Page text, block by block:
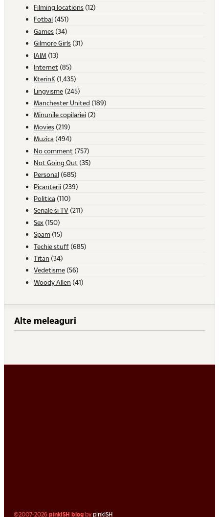
Filming locations (12)
Fotbal (451)
Games (34)
Gilmore Girls (31)
IAIM (13)
Internet (85)
KterinK (1,435)
Lingvisme (245)
Manchester United (189)
Minunile copilariei (2)
Movies (219)
Muzica (494)
No comment (757)
Not Going Out (35)
Personal (685)
Picanterii (239)
Politica (110)
Seriale si TV (211)
Sex (150)
Spam (15)
Techie stuff (685)
Titan (34)
Vedetisme (56)
Woody Allen (41)
Alte meleaguri
©2007-2026pinkISH blog bypinkISH